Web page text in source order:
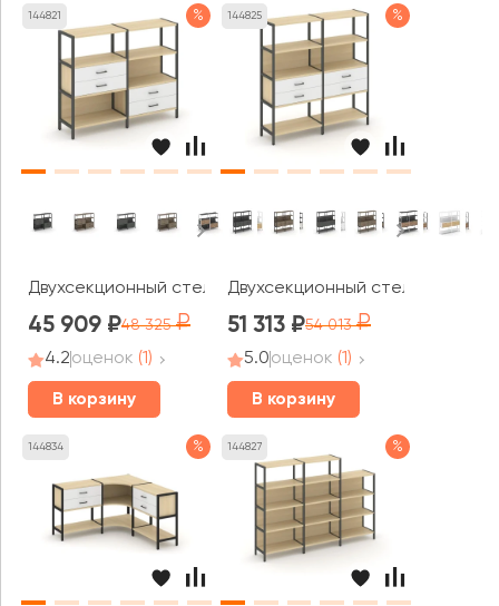
144821 %
Двухсекционный стеллаж трехярусный с ящиками на
45 909 48 325
4.2оценок (1)
В корзину
144825 %
Двухсекционный стеллаж
51 313 54 013
5.0оценок (1)
В корзину
144834 % 144827 %